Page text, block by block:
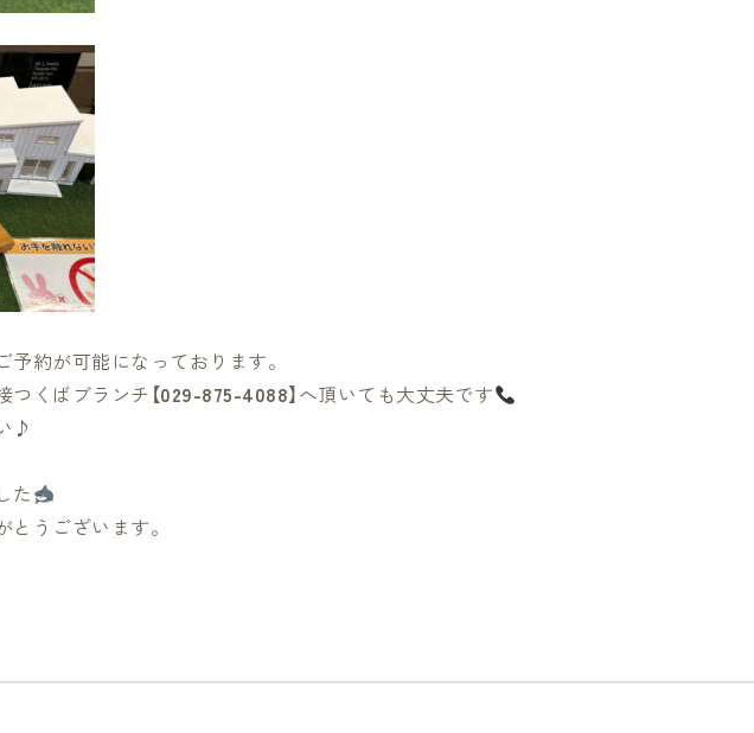
約が可能になっております。
くばブランチ【029-875-4088】へ頂いても大丈夫です
♪
た
うございます。